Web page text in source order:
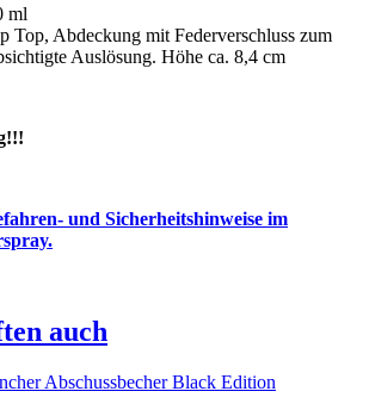
ml
Top, Abdeckung mit Federverschluss zum
Auslösung. Höhe ca. 8,4 cm
und Sicherheitshinweise im
auch